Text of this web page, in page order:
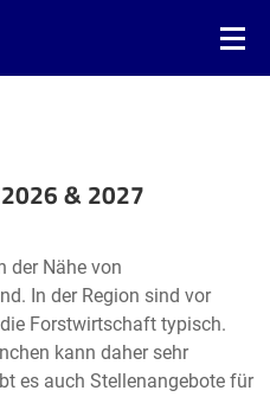
& 2027
Leaflet | © OpenStreetMap2
der Nähe von
In der Region sind vor
Forstwirtschaft typisch.
kann daher sehr
es auch Stellenangebote für